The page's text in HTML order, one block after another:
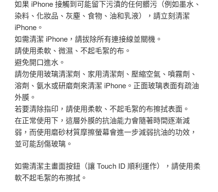
如果 iPhone 接觸到可能留下污漬的任何髒污（例如墨水、
染料、化妝品、灰塵、食物、油和乳液），請立刻清潔
iPhone。
如需清潔 iPhone，請拔除所有連接線並關機。
請使用柔軟、微濕、不起毛絮的布。
避免開口進水。
請勿使用玻璃清潔劑、家用清潔劑、壓縮空氣、噴霧劑、
溶劑、氨水或研磨劑來清潔 iPhone。正面玻璃表面有疏油
外膜。
若要清除指印，請使用柔軟、不起毛絮的布擦拭表面。
在正常使用下，這層外膜的抗油能力會隨著時間逐漸減
弱，而使用磨砂材質摩擦螢幕會進一步減弱抗油的功效，
並可能刮傷玻璃。
如需清潔主畫面按鈕（讓 Touch ID 順利運作），請使用柔
軟不起毛絮的布擦拭。